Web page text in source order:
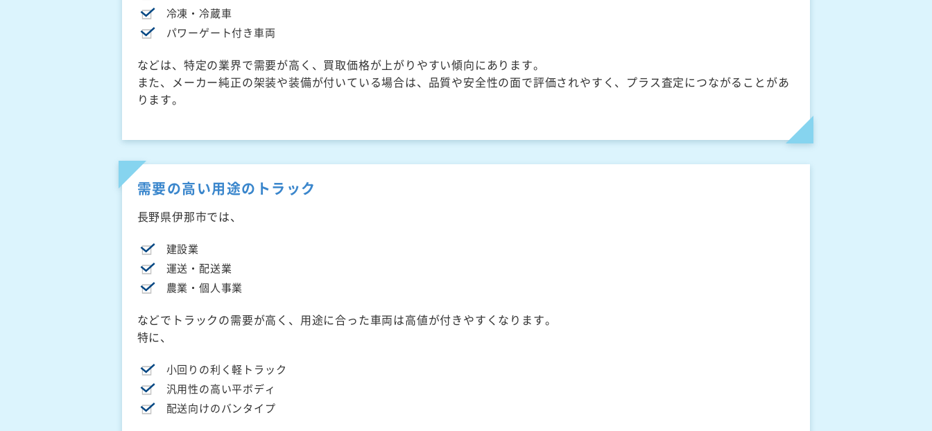
冷凍・冷蔵車
パワーゲート付き車両
などは、特定の業界で需要が高く、買取価格が上がりやすい傾向にあります。
また、メーカー純正の架装や装備が付いている場合は、品質や安全性の面で評価されやすく、プラス査定につながることがあ
ります。
需要の高い用途のトラック
長野県伊那市では、
建設業
運送・配送業
農業・個人事業
などでトラックの需要が高く、用途に合った車両は高値が付きやすくなります。
特に、
小回りの利く軽トラック
汎用性の高い平ボディ
配送向けのバンタイプ